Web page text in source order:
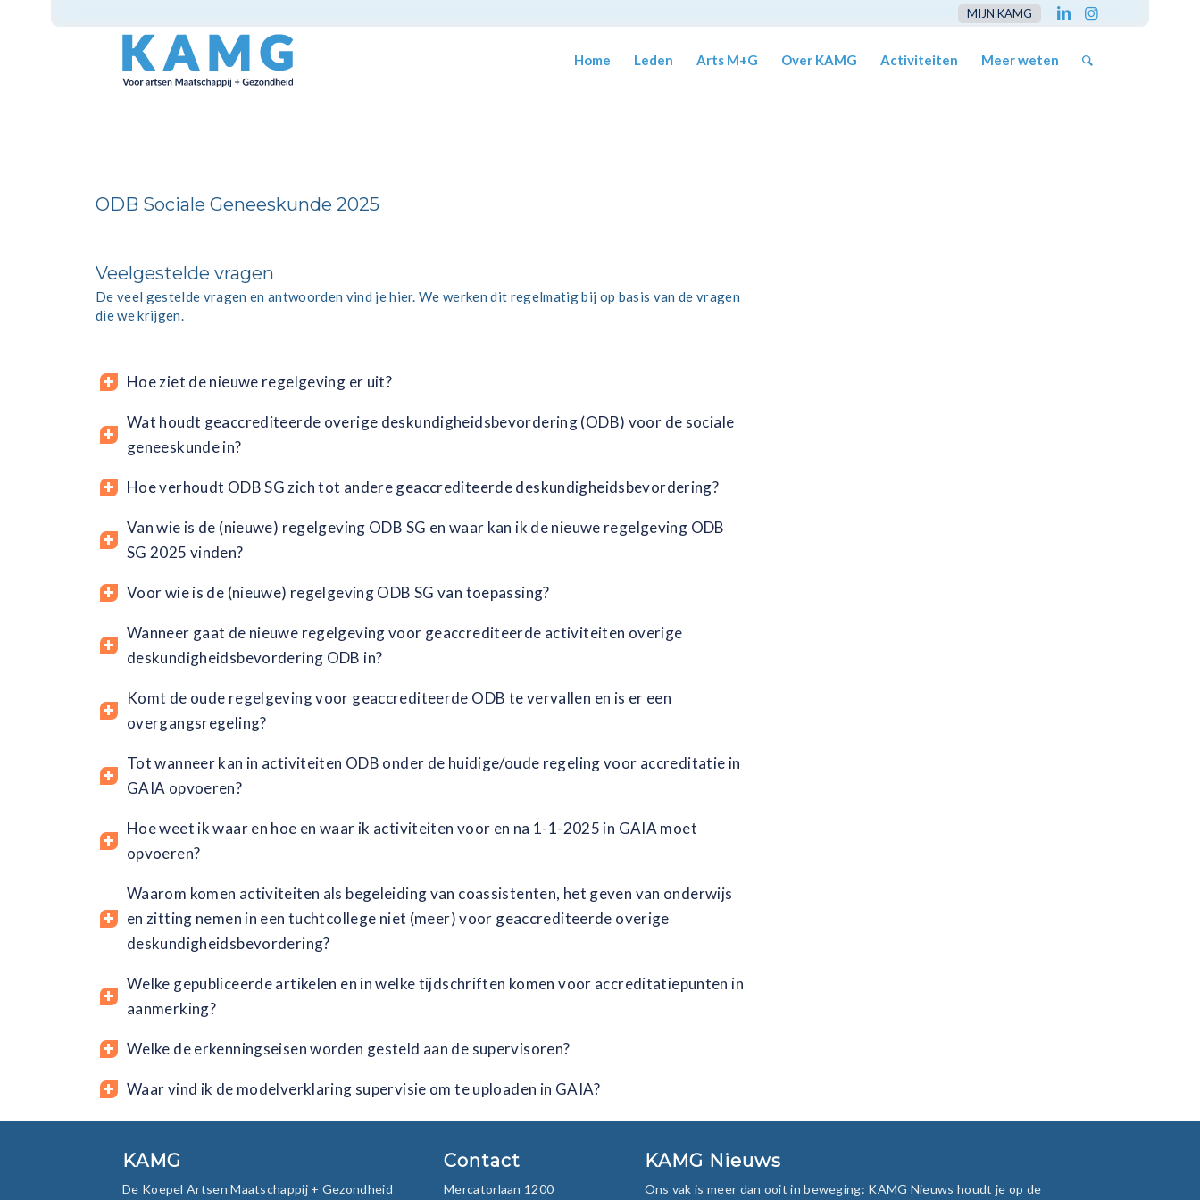
MIJN KAMG
Home Leden Arts M+G Over KAMG Activiteiten Meer weten
ODB Sociale Geneeskunde 2025
Veelgestelde vragen
De veel gestelde vragen en antwoorden vind je hier. We werken dit regelmatig bij op basis van de vragen
die we krijgen.
Hoe ziet de nieuwe regelgeving er uit?
Wat houdt geaccrediteerde overige deskundigheidsbevordering (ODB) voor de sociale
geneeskunde in?
Hoe verhoudt ODB SG zich tot andere geaccrediteerde deskundigheidsbevordering?
Van wie is de (nieuwe) regelgeving ODB SG en waar kan ik de nieuwe regelgeving ODB
SG 2025 vinden?
Voor wie is de (nieuwe) regelgeving ODB SG van toepassing?
Wanneer gaat de nieuwe regelgeving voor geaccrediteerde activiteiten overige
deskundigheidsbevordering ODB in?
Komt de oude regelgeving voor geaccrediteerde ODB te vervallen en is er een
overgangsregeling?
Tot wanneer kan in activiteiten ODB onder de huidige/oude regeling voor accreditatie in
GAIA opvoeren?
Hoe weet ik waar en hoe en waar ik activiteiten voor en na 1-1-2025 in GAIA moet
opvoeren?
Waarom komen activiteiten als begeleiding van coassistenten, het geven van onderwijs
en zitting nemen in een tuchtcollege niet (meer) voor geaccrediteerde overige
deskundigheidsbevordering?
Welke gepubliceerde artikelen en in welke tijdschriften komen voor accreditatiepunten in
aanmerking?
Welke de erkenningseisen worden gesteld aan de supervisoren?
Waar vind ik de modelverklaring supervisie om te uploaden in GAIA?
KAMG
De Koepel Artsen Maatschappij + Gezondheid
Contact
Mercatorlaan 1200
KAMG Nieuws
Ons vak is meer dan ooit in beweging: KAMG Nieuws houdt je op de